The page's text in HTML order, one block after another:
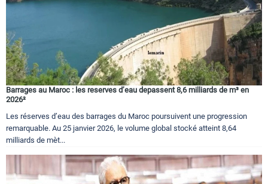
Barrages au Maroc : les reserves d’eau depassent 8,6 milliards de m³ en
2026²
Les réserves d’eau des barrages du Maroc poursuivent une progression
remarquable. Au 25 janvier 2026, le volume global stocké atteint 8,64
milliards de mèt...